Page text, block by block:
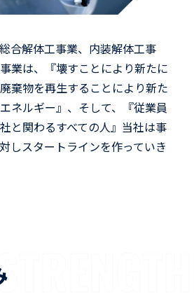
合解体工事業、内装解体工事
業は、『壊すことにより新たに
廃棄物を再生することにより新た
ネルギー』、そして、『従業員
と関わるすべての人』当社は事
しスタートラインを作っていき